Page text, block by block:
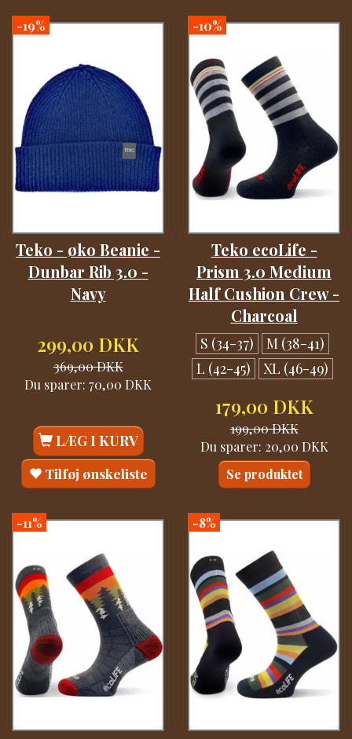
-19%
Teko - øko Beanie -
Dunbar Rib 3.0 -
Navy
299,00 DKK
369,00 DKK
Du sparer: 70,00 DKK
LÆG I KURV
Tilføj ønskeliste
-10%
Teko ecoLife -
Prism 3.0 Medium
Half Cushion Crew -
Charcoal
S (34-37)
M (38-41)
L (42-45)
XL (46-49)
179,00 DKK
199,00 DKK
Du sparer: 20,00 DKK
Se produktet
-11% -8%